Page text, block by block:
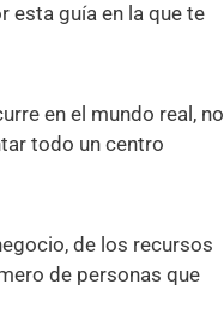
esta guía en la que te
en el mundo real, no
todo un centro
de los recursos
de personas que